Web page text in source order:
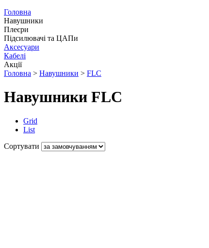
Головна
Навушники
Плеєри
Підсилювачі та ЦАПи
Аксесуари
Кабелі
Акції
Головна > Навушники > FLC
Навушники FLC
Grid
List
Сортувати